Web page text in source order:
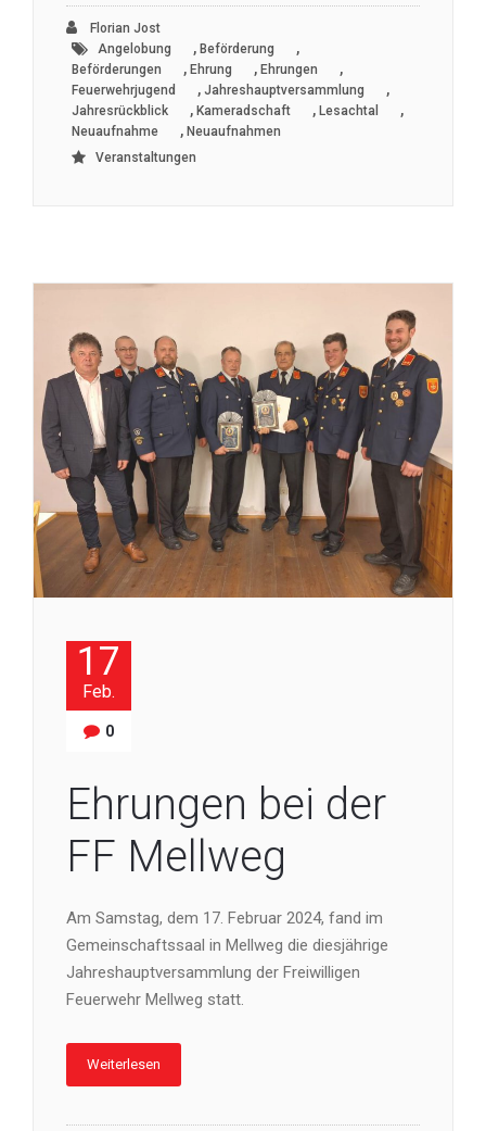
Florian Jost
Angelobung
, Beförderung ,
Beförderungen , Ehrung , Ehrungen ,
Feuerwehrjugend , Jahreshauptversammlung ,
Jahresrückblick , Kameradschaft , Lesachtal ,
Neuaufnahme , Neuaufnahmen
Veranstaltungen
17
Feb.
0
Ehrungen bei der
FF Mellweg
Am Samstag, dem 17. Februar 2024, fand im
Gemeinschaftssaal in Mellweg die diesjährige
Jahreshauptversammlung der Freiwilligen
Feuerwehr Mellweg statt.
Weiterlesen